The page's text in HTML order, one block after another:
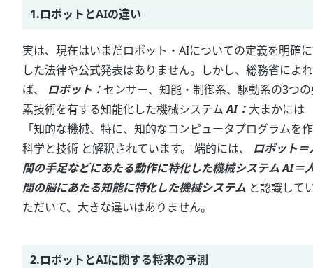
1.ロボットとAIの違い
実は、現在はいまだロボット・AIについての定義を明確
した法律や公式発表はありません。しかし、総務省によれ
ば、 ロボット： センサー、知能・制御系、駆動系の3つ
素技術を有する知能化した機械システムAI： 大まかには
「知的な機械、特に、知的なコンピュータプログラムを
科学と技術 と解釈されています。 端的には、 ロボット＝
間の手足などにあたる動作に特化した機械システムAI＝
間の脳にあたる知能に特化した機械システム と認識して
ただいて、大きな違いはありません。
2.ロボットとAIに関する将来の予測